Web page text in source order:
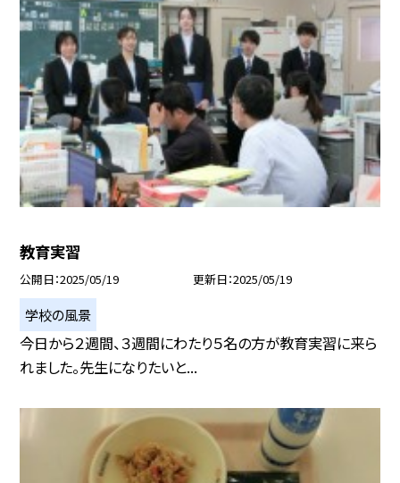
教育実習
公開日 2025/05/19 更新日 2025/05/19
学校の風景
今日から２週間、３週間にわたり５名の方が教育実習に来ら
れました。先生になりたいと...